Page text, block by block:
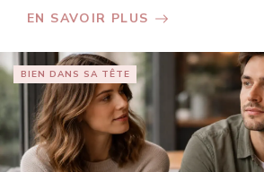
EN SAVOIR PLUS
BIEN DANS SA TÊTE